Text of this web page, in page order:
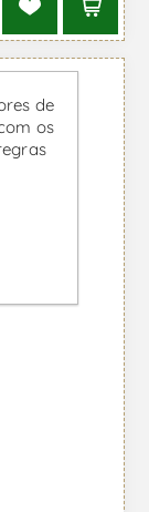
de
os